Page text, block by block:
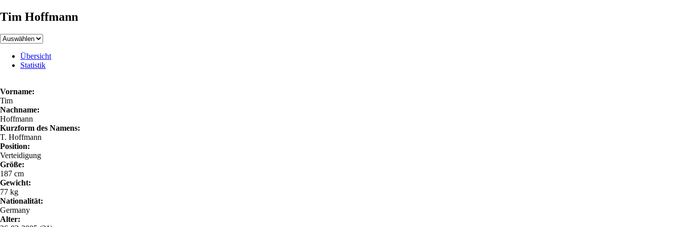
Tim Hoffmann
Übersicht
Statistik
Vorname:
Tim
Nachname:
Hoffmann
Kurzform des Namens:
T. Hoffmann
Position:
Verteidigung
Größe:
187 cm
Gewicht:
77 kg
Nationalität:
Germany
Alter: